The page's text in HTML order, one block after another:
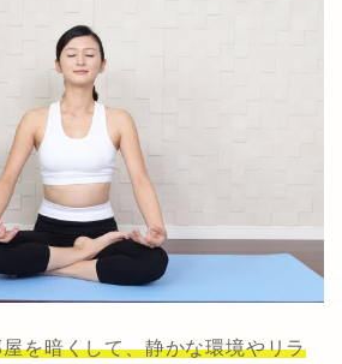
を暗くして、静かな環境やリラ